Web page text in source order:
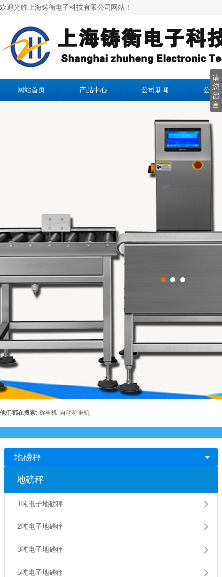
欢迎光临上海铸衡电子科技有限公司网站！
网站首页 产品中心 公司新闻 公司
他们都在搜索: 称重机 自动称重机
地磅秤
地磅秤
1吨电子地磅秤
2吨电子地磅秤
3吨电子地磅秤
5吨电子地磅秤
请
您
留
言